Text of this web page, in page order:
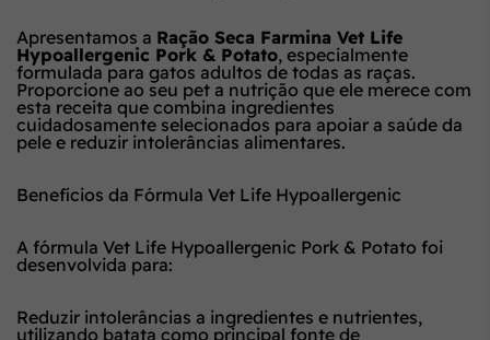
Apresentamos a Ração Seca Farmina Vet Life
Hypoallergenic Pork & Potato, especialmente
formulada para gatos adultos de todas as raças.
Proporcione ao seu pet a nutrição que ele merece com
esta receita que combina ingredientes
cuidadosamente selecionados para apoiar a saúde da
pele e reduzir intolerâncias alimentares.
Benefícios da Fórmula Vet Life Hypoallergenic
A fórmula Vet Life Hypoallergenic Pork & Potato foi
desenvolvida para:
Reduzir intolerâncias a ingredientes e nutrientes,
utilizando batata como principal fonte de